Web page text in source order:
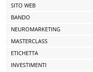
SITO WEB
BANDO
NEUROMARKETING
MASTERCLASS
ETICHETTA
INVESTIMENTI